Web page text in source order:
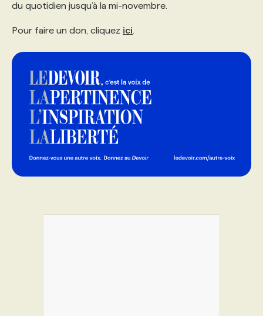
du quotidien jusqu’à la mi-novembre.
Pour faire un don, cliquez ici